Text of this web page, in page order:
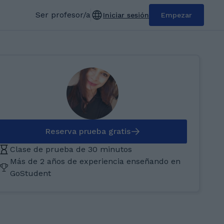
Ser profesor/a Iniciar sesión Empezar
Reserva prueba gratis
Clase de prueba de 30 minutos
Más de 2 años de experiencia enseñando en
GoStudent